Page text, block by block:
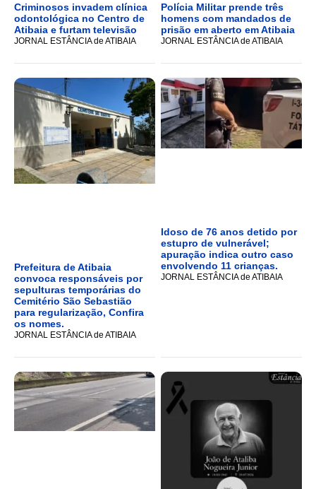
Criminosos invadem clínica
odontológica no Centro de
Atibaia e furtam televisão
JORNAL ESTÂNCIA de ATIBAIA
Polícia Militar prende três
homens com mandados de
prisão em aberto em Atibaia
JORNAL ESTÂNCIA de ATIBAIA
Prefeitura de Atibaia
convoca responsáveis por
sepulturas temporárias do
Cemitério São Sebastião
para regularização, Confira
os nomes.
JORNAL ESTÂNCIA de ATIBAIA
Idoso de 76 anos detido por
estupro de vulnerável;
apuração indica outro caso
envolvendo 11 crianças.
JORNAL ESTÂNCIA de ATIBAIA